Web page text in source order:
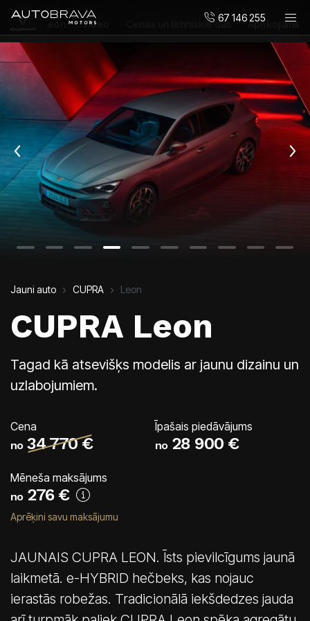
67 146 255
Automobiļi
DUCATI motocikli
Pirkt jaunu
Pirkt mazlietotu
Serviss un apkope
Virsbūvju remonta centrs
AUTOBRAVA Motors
Saloni
CUPRA Garage un XPENG
Krasta ielā 42
CUPRA, SEAT, MG un mazlietoti auto
Video Cenas un tehniskie dati Aprīkojums
Jauni auto CUPRA Leon
CUPRA Leon
Tagad kā atsevišķs modelis ar jaunu dizainu un
uzlabojumiem.
Cena
no 34 770 €
Īpašais piedāvājums
no28 900 €
Mēneša maksājums
no 276€
Aprēķini savu maksājumu
JAUNAIS CUPRA LEON. Īsts pievilcīgums jaunā
laikmetā. e-HYBRID hečbeks, kas nojauc
ierastās robežas. Tradicionālā iekšdedzes jauda